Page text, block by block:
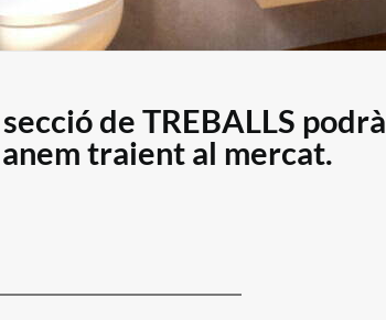
de TREBALLS
traient al mercat.